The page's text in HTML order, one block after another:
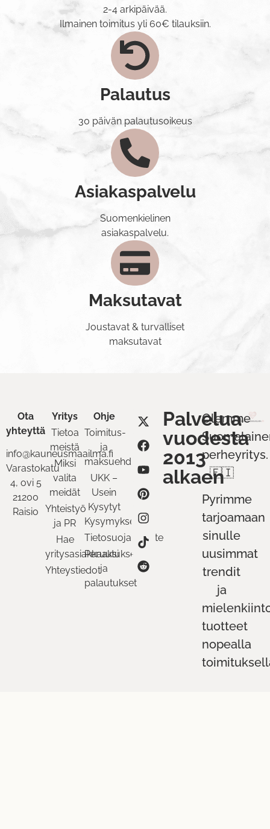
2-4 arkipäivää.
Ilmainen toimitus yli 60€ tilauksiin.
Palautus
30 päivän palautusoikeus
Asiakaspalvelu
Suomenkielinen
asiakaspalvelu.
Maksutavat
Joustavat & turvalliset
maksutavat
Ota
yhteyttä
info@kauneusmaailma.fi
Varastokatu
4, ovi 5
21200
Raisio
Yritys
Tietoa
meistä
Miksi
valita
meidät
Yhteistyö
ja PR
Hae
yritysasiakkaaksi
Yhteystiedot
Ohje
Toimitus-
ja
maksuehdot
UKK –
Usein
Kysytyt
Kysymykset
Tietosuojaseloste
Peruutukset
ja
palautukset
Palvelua
vuodesta
2013
alkaen
Olemme
perheyritys.
🇫🇮
Pyrimme
tarjoamaan
sinulle
uusimmat
trendit
ja
tuotteet
nopealla